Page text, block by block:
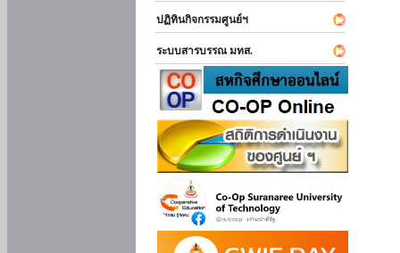
ปฏิทินกิจกรรมศูนย์ฯ
ระบบสารบรรณ มทส.